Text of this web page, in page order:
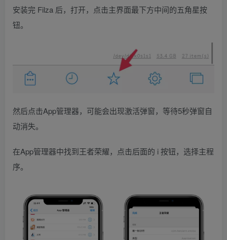
安装完 Filza 后，打开，点击主界面最下方中间的五角星按
钮。
然后点击App管理器，可能会出现激活弹窗，等待5秒弹窗自
动消失。
在App管理器中找到王者荣耀，点击后面的 i 按钮，选择主程
序。